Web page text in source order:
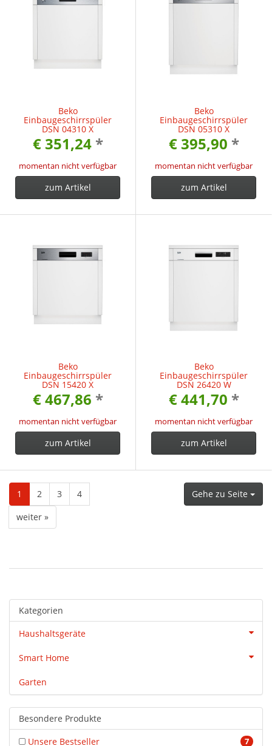
Beko
Einbaugeschirrspüler
DSN 04310 X
€ 351,24*
momentan nicht verfügbar
zum Artikel
Beko
Einbaugeschirrspüler
DSN 05310 X
€ 395,90 *
momentan nicht verfügbar
zum Artikel
Beko
Einbaugeschirrspüler
DSN 15420 X
€ 467,86 *
momentan nicht verfügbar
zum Artikel
Beko
Einbaugeschirrspüler
DSN 26420 W
€ 441,70 *
momentan nicht verfügbar
zum Artikel
1 2 3
4
weiter »
Gehe zu Seite
Kategorien
Haushaltsgeräte
Smart Home
Garten
Besondere Produkte
7
Unsere Bestseller